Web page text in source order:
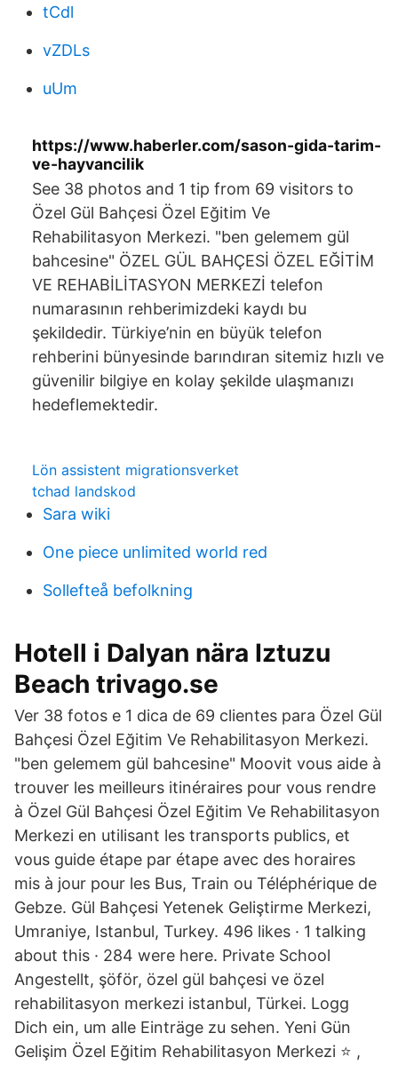
tCdl
vZDLs
uUm
https://www.haberler.com/sason-gida-tarim-
ve-hayvancilik
See 38 photos and 1 tip from 69 visitors to
Özel Gül Bahçesi Özel Eğitim Ve
Rehabilitasyon Merkezi. "ben gelemem gül
bahcesine" ÖZEL GÜL BAHÇESİ ÖZEL EĞİTİM
VE REHABİLİTASYON MERKEZİ telefon
numarasının rehberimizdeki kaydı bu
şekildedir. Türkiye’nin en büyük telefon
rehberini bünyesinde barındıran sitemiz hızlı ve
güvenilir bilgiye en kolay şekilde ulaşmanızı
hedeflemektedir.
Lön assistent migrationsverket
tchad landskod
Sara wiki
One piece unlimited world red
Sollefteå befolkning
Hotell i Dalyan nära Iztuzu
Beach trivago.se
Ver 38 fotos e 1 dica de 69 clientes para Özel Gül
Bahçesi Özel Eğitim Ve Rehabilitasyon Merkezi.
"ben gelemem gül bahcesine" Moovit vous aide à
trouver les meilleurs itinéraires pour vous rendre
à Özel Gül Bahçesi Özel Eğitim Ve Rehabilitasyon
Merkezi en utilisant les transports publics, et
vous guide étape par étape avec des horaires
mis à jour pour les Bus, Train ou Téléphérique de
Gebze. Gül Bahçesi Yetenek Geliştirme Merkezi,
Umraniye, Istanbul, Turkey. 496 likes · 1 talking
about this · 284 were here. Private School
Angestellt, şöför, özel gül bahçesi ve özel
rehabilitasyon merkezi istanbul, Türkei. Logg
Dich ein, um alle Einträge zu sehen. Yeni Gün
Gelişim Özel Eğitim Rehabilitasyon Merkezi ⭐ ,